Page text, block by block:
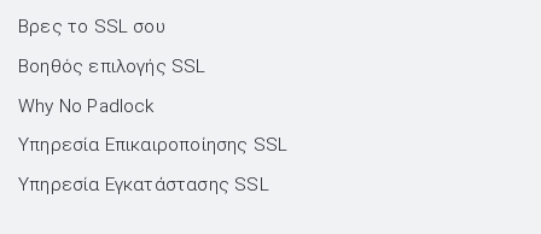
Βρες το SSL σου
Βοηθός επιλογής SSL
Why No Padlock
Υπηρεσία Επικαιροποίησης SSL
Υπηρεσία Εγκατάστασης SSL